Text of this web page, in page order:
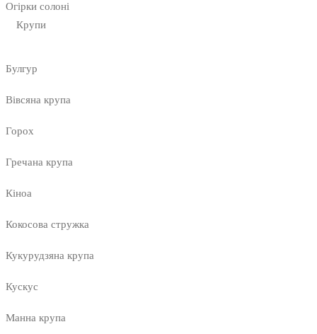
Огірки солоні
Крупи
Булгур
Вівсяна крупа
Горох
Гречана крупа
Кіноа
Кокосова стружка
Кукурудзяна крупа
Кускус
Манна крупа